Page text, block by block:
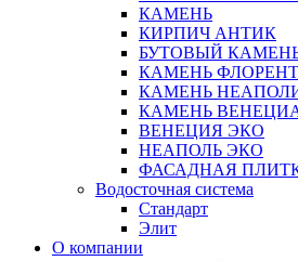
КАМЕНЬ
КИРПИЧ АНТИК
БУТОВЫЙ
КАМЕНЬ
КАМЕНЬ
КАМЕНЬ
ВЕНЕЦИЯ ЭКО
НЕАПОЛЬ ЭКО
ФАСАДНАЯ
Водосточная система
Стандарт
Элит
О компании